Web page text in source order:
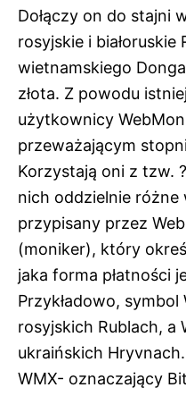
Dołączy on do stajni
rosyjskie i białoruskie
wietnamskiego
złota. Z powodu
użytkownicy
przeważającym
Korzystają oni z tzw.
nich oddzielnie różne
przypisany przez
(moniker), który
jaka forma płatności
Przykładowo,
rosyjskich Rublach, a
ukraińskich
WMX- oznaczający